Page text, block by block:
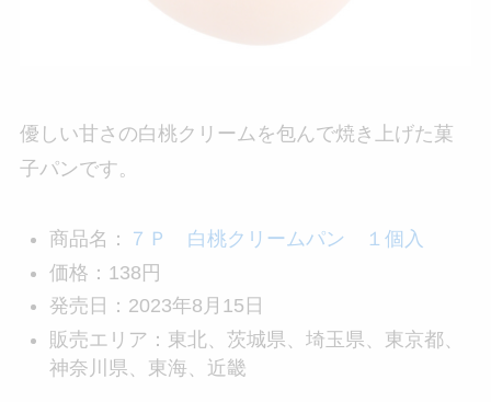
優しい甘さの白桃クリームを包んで焼き上げた菓
子パンです。
商品名：
７Ｐ 白桃クリームパン １個入
価格：138円
発売日：2023年8月15日
販売エリア：東北、茨城県、埼玉県、東京都、
神奈川県、東海、近畿